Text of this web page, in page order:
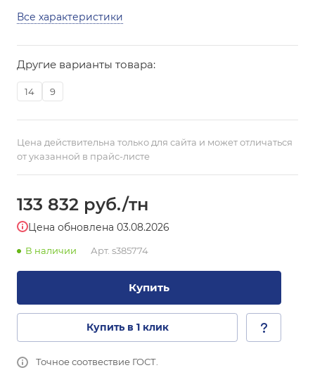
Все характеристики
Другие варианты товара:
14 9
Цена действительна только для сайта и может отличаться
от указанной в прайс-листе
133 832 руб./тн
Цена обновлена 03.08.2026
В наличии Арт. s385774
Купить
Купить в 1 клик
Точное соотвествие ГОСТ.